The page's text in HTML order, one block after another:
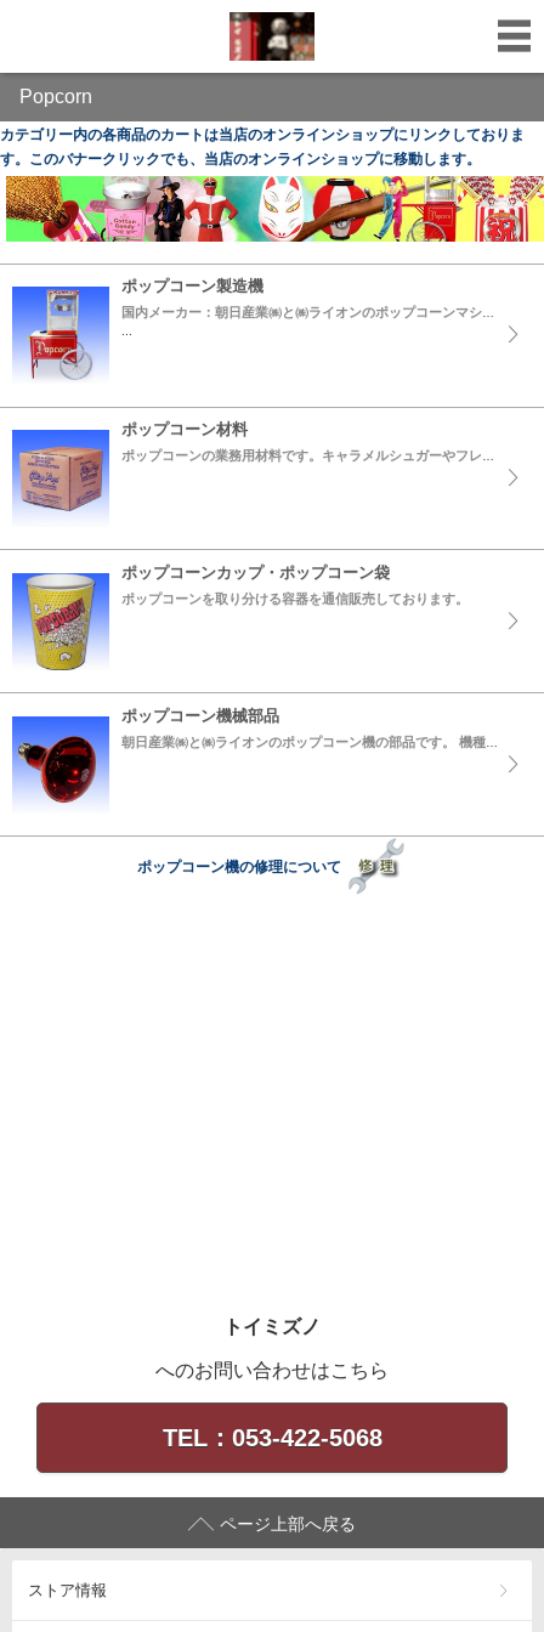
Popcorn
カテゴリー内の各商品のカートは当店のオンラインショップにリンクしておりま
す。このバナークリックでも、当店のオンラインショップに移動します。
ポップコーン製造機
ポップコーン材料
ポップコーンカップ・ポップコーン袋
ポップコーンを取り分ける容器を通信販売しております。
ポップコーン機械部品
ポップコーン機の修理について
トイミズノ
へのお問い合わせはこちら
TEL：053-422-5068
ページ上部へ戻る
ストア情報